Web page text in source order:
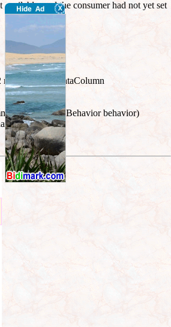
and the consumer had not yet set
maxRecords, DataColumn
CommandBehavior behavior)